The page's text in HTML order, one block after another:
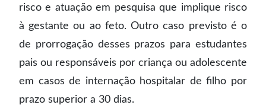
risco e atuação em pesquisa que implique risco
à gestante ou ao feto. Outro caso previsto é o
de prorrogação desses prazos para estudantes
pais ou responsáveis por criança ou adolescente
em casos de internação hospitalar de filho por
prazo superior a 30 dias.